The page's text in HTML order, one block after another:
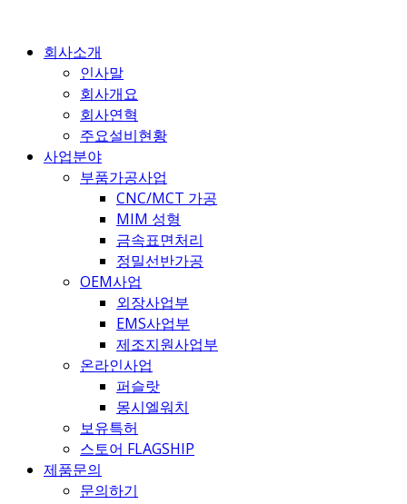
회사소개
인사말
회사개요
회사연혁
주요설비현황
사업분야
부품가공사업
CNC/MCT 가공
MIM 성형
금속표면처리
정밀선반가공
OEM사업
외장사업부
EMS사업부
제조지원사업부
온라인사업
퍼슬랏
몽시엘워치
보유특허
스토어 FLAGSHIP
제품문의
문의하기